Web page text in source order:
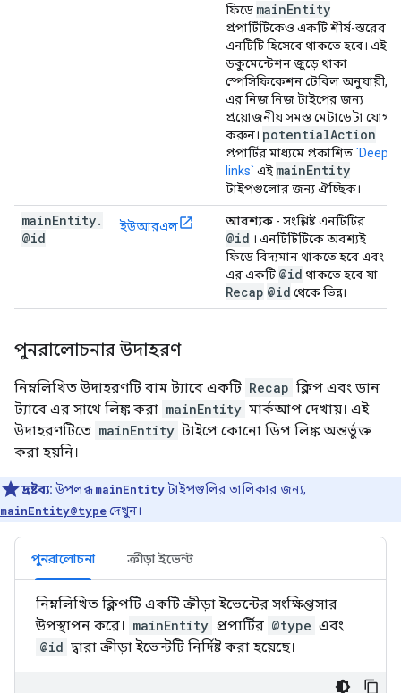
ফিডে mainEntity
প্রপার্টিটিকেও একটি শীর্ষ-স্তরের
এনটিটি হিসেবে থাকতে হবে। এই
ডকুমেন্টেশন জুড়ে থাকা
স্পেসিফিকেশন টেবিল অনুযায়ী,
এর নিজ নিজ টাইপের জন্য
প্রয়োজনীয় সমস্ত মেটাডেটা যোগ
করুন। potentialAction
প্রপার্টির মাধ্যমে প্রকাশিত`Deep
links` এই mainEntity
টাইপগুলোর জন্য ঐচ্ছিক।
mainEntity.
@id
ইউআরএল আবশ্যক - সংশ্লিষ্ট এনটিটির
@id । এনটিটিটিকে অবশ্যই
ফিডে বিদ্যমান থাকতে হবে এবং
এর একটি @id থাকতে হবে যা
Recap @id থেকে ভিন্ন।
পুনরালোচনার উদাহরণ
নিম্নলিখিত উদাহরণটি বাম ট্যাবে একটি Recap ক্লিপ এবং ডান
ট্যাবে এর সাথে লিঙ্ক করা mainEntity মার্কআপ দেখায়। এই
উদাহরণটিতে mainEntity টাইপে কোনো ডিপ লিঙ্ক অন্তর্ভুক্ত
করা হয়নি।
দ্রষ্টব্য: উপলব্ধmainEntityটাইপগুলির তালিকার জন্য,
mainEntity@typeদেখুন।
পুনরালোচনা ক্রীড়া ইভেন্ট
নিম্নলিখিত ক্লিপটি একটি ক্রীড়া ইভেন্টের সংক্ষিপ্তসার
উপস্থাপন করে। mainEntity প্রপার্টির @type এবং
@id দ্বারা ক্রীড়া ইভেন্টটি নির্দিষ্ট করা হয়েছে।